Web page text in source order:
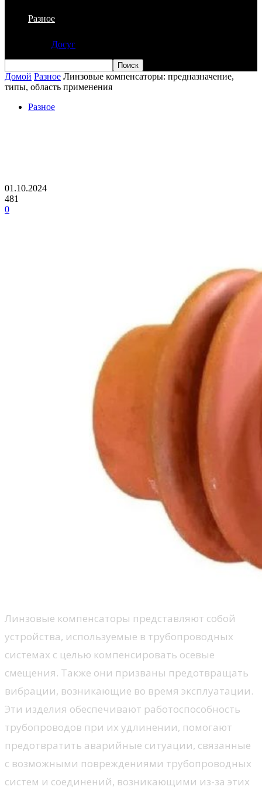
Разное
Досуг
Домой Разное Линзовые компенсаторы: предназначение,
типы, область применения
Разное
01.10.2024
481
0
Линзовые компенсаторы представляют собой
устройства, используемые в трубопроводных
системах с целью компенсировать осевые
смещения. Также они призваны предотвращать
вибрации, возникающие во время эксплуатации.
Эти изделия обеспечивают работоспособность
трубопроводов при их удлинении, помогают
предотвратить аварийные ситуации, связанные
с возможными повреждениями трубопроводных
систем и соединений, возникающими из-за этих